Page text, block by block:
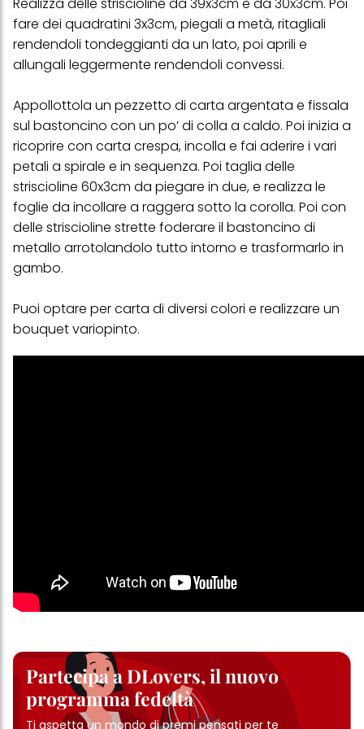
Realizza delle striscioline da 39x3cm e da 30x3cm. Poi
fare dei quadratini 3x3cm, piegali a metà, ritagliali
rendendoli tondeggianti da un lato, poi aprili e
allungali leggermente rendendoli convessi.
Appollottola un pezzetto di carta argentata e fissala
sul bastoncino con un po’ di colla a caldo. Poi inizia a
ricoprire con carta crespa, incolla e fai aderire i vari
petali a spirale e in sequenza. Poi taglia delle
striscioline 60x3cm da piegare in due, e realizza le
foglie da incollare a raggera sotto la corolla. Poi con
delle striscioline strette foderare il bastoncino di
metallo arrotolandolo tutto intorno e trasformarlo in
gambo.
Puoi optare per carta di diversi colori e realizzare un
bouquet variopinto.
Partecipa a DLovers, il nuovo
programma fedeltà
Ti aspetta un mondo di premi pensati per te
verranno utilizzati solo i cookie tecnicamente necessari per fornirti
questo sito web.